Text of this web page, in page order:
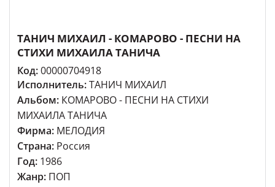
ТАНИЧ МИХАИЛ - КОМАРОВО - ПЕСНИ НА
СТИХИ МИХАИЛА ТАНИЧА
Код:00000704918
Исполнитель:ТАНИЧ МИХАИЛ
Альбом: КОМАРОВО - ПЕСНИ НА СТИХИ
МИХАИЛА ТАНИЧА
Фирма: МЕЛОДИЯ
Страна: Россия
Год: 1986
Жанр: ПОП